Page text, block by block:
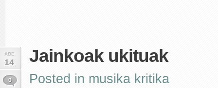
ABE
14
0
Jainkoak ukituak
Posted in musika kritika